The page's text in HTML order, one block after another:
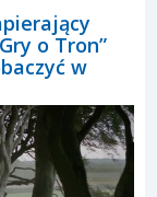
o Tron”
w